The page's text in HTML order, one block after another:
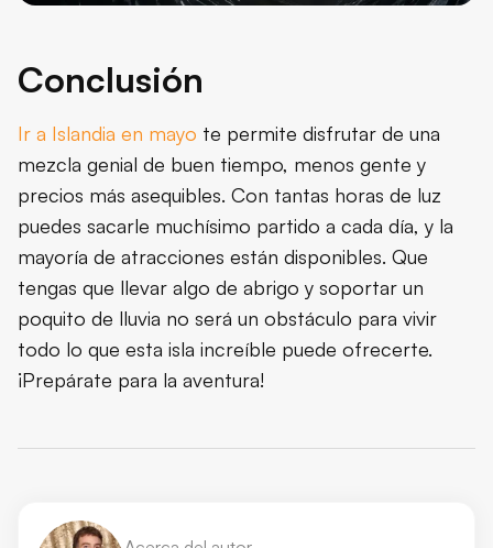
Conclusión
Ir a Islandia en mayo te permite disfrutar de una
mezcla genial de buen tiempo, menos gente y
precios más asequibles. Con tantas horas de luz
puedes sacarle muchísimo partido a cada día, y la
mayoría de atracciones están disponibles. Que
tengas que llevar algo de abrigo y soportar un
poquito de lluvia no será un obstáculo para vivir
todo lo que esta isla increíble puede ofrecerte.
¡Prepárate para la aventura!